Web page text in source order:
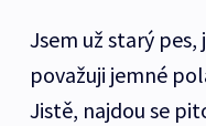
Jsem už starý
považuji jemné
Jistě, najdou se